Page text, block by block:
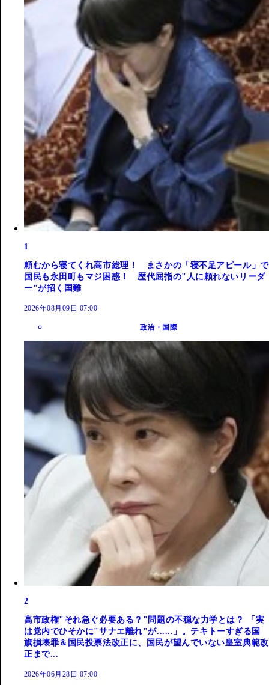
1
頼むから寝てくれ高市総理！ まさかの「寝不足アピール」で
国民も永田町もマジ困惑！ 歴代屈指の"人に頼れないリーダ
ー"が招く国難
2026年08月09日 07:00
政治・国際
2
高市政権"それ急ぐ必要ある？"問題の不穏な力学とは？ 「実
は党内でひそかに"サナエ離れ"が......」。テキトーすぎる国
旗損壊罪＆国民投票法改正に、国民が望んでいない皇室典範改
正まで...
2026年06月28日 07:00